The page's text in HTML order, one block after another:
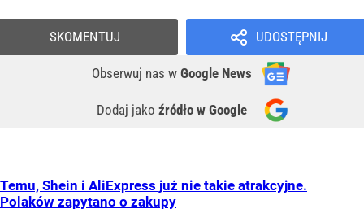
UDOSTĘPNIJ
Obserwuj nas w Google News
Dodaj jako źródło w Google
SKOMENTUJ
Temu, Shein i AliExpress już nie takie atrakcyjne.
Polaków zapytano o zakupy